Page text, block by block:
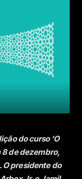
do curso ‘O
8 de dezembro,
O presidente do